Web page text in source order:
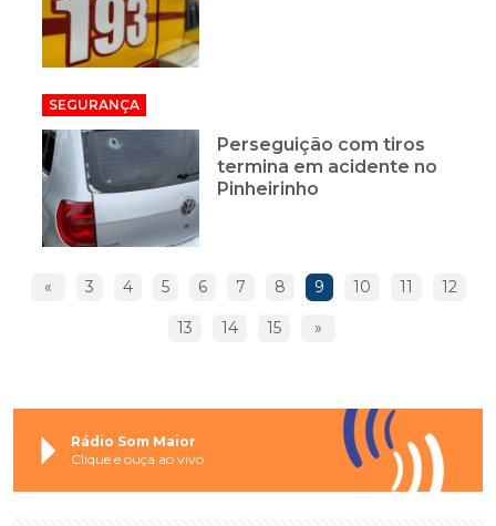
SEGURANÇA
Perseguição com tiros
termina em acidente no
Pinheirinho
« 3 4 5 6 7 8 9 10 11 12
13 14 15 »
Rádio Som Maior
Clique e ouça ao vivo